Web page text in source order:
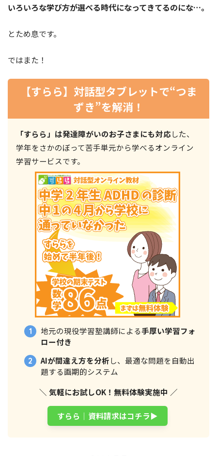
いろいろな学び方が選べる時代になってきてるのにな…。
とため息です。
ではまた！
【すらら】対話型タブレットで“つま
ずき”を解消！
「すらら」は発達障がいのお子さまにも対応した、
学年をさかのぼって苦手単元から学べるオンライン
学習サービスです。
地元の現役学習塾講師による手厚い学習フォ
ロー付き
AIが間違え方を分析し、最適な問題を自動出
題する画期的システム
＼ 気軽にお試しOK！無料体験実施中 ／
すらら│資料請求はコチラ▶